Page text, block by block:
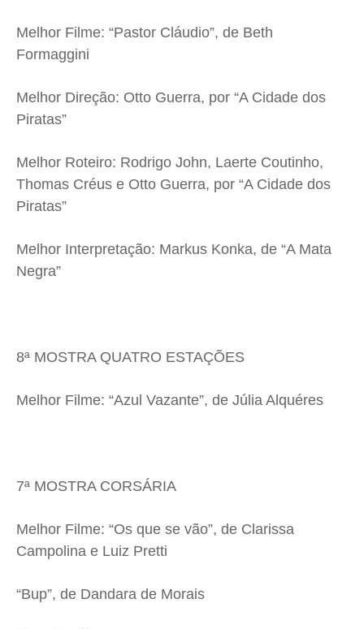
Melhor Filme: “Pastor Cláudio”, de Beth
Formaggini
Melhor Direção: Otto Guerra, por “A Cidade dos
Piratas”
Melhor Roteiro: Rodrigo John, Laerte Coutinho,
Thomas Créus e Otto Guerra, por “A Cidade dos
Piratas”
Melhor Interpretação: Markus Konka, de “A Mata
Negra”
8ª MOSTRA QUATRO ESTAÇÕES
Melhor Filme: “Azul Vazante”, de Júlia Alquéres
7ª MOSTRA CORSÁRIA
Melhor Filme: “Os que se vão”, de Clarissa
Campolina e Luiz Pretti
“Bup”, de Dandara de Morais